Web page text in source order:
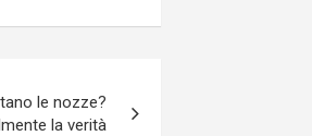
le nozze?
la verità